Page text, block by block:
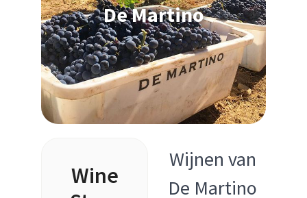
De Martino
Wine
Wijnen van
De Martino